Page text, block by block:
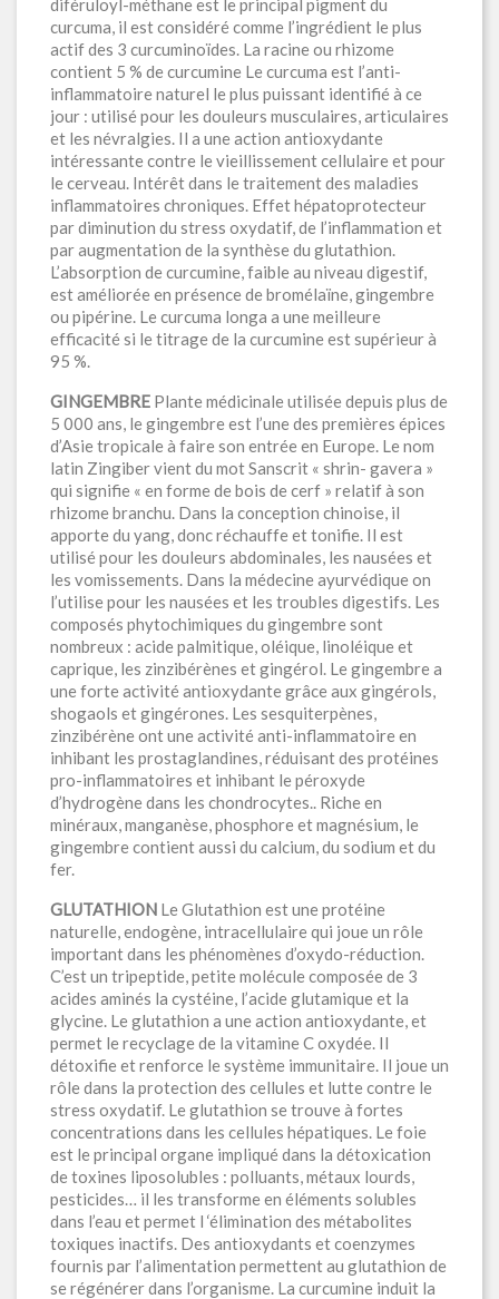
diféruloyl-méthane est le principal pigment du
curcuma, il est considéré comme l’ingrédient le plus
actif des 3 curcuminoïdes. La racine ou rhizome
contient 5 % de curcumine Le curcuma est l’anti-
inflammatoire naturel le plus puissant identifié à ce
jour : utilisé pour les douleurs musculaires, articulaires
et les névralgies. Il a une action antioxydante
intéressante contre le vieillissement cellulaire et pour
le cerveau. Intérêt dans le traitement des maladies
inflammatoires chroniques. Effet hépatoprotecteur
par diminution du stress oxydatif, de l’inflammation et
par augmentation de la synthèse du glutathion.
L’absorption de curcumine, faible au niveau digestif,
est améliorée en présence de bromélaïne, gingembre
ou pipérine. Le curcuma longa a une meilleure
efficacité si le titrage de la curcumine est supérieur à
95 %.
GINGEMBRE Plante médicinale utilisée depuis plus de
5 000 ans, le gingembre est l’une des premières épices
d’Asie tropicale à faire son entrée en Europe. Le nom
latin Zingiber vient du mot Sanscrit « shrin- gavera »
qui signifie « en forme de bois de cerf » relatif à son
rhizome branchu. Dans la conception chinoise, il
apporte du yang, donc réchauffe et tonifie. Il est
utilisé pour les douleurs abdominales, les nausées et
les vomissements. Dans la médecine ayurvédique on
l’utilise pour les nausées et les troubles digestifs. Les
composés phytochimiques du gingembre sont
nombreux : acide palmitique, oléique, linoléique et
caprique, les zinzibérènes et gingérol. Le gingembre a
une forte activité antioxydante grâce aux gingérols,
shogaols et gingérones. Les sesquiterpènes,
zinzibérène ont une activité anti-inflammatoire en
inhibant les prostaglandines, réduisant des protéines
pro-inflammatoires et inhibant le péroxyde
d’hydrogène dans les chondrocytes.. Riche en
minéraux, manganèse, phosphore et magnésium, le
gingembre contient aussi du calcium, du sodium et du
fer.
GLUTATHION Le Glutathion est une protéine
naturelle, endogène, intracellulaire qui joue un rôle
important dans les phénomènes d’oxydo-réduction.
C’est un tripeptide, petite molécule composée de 3
acides aminés la cystéine, l’acide glutamique et la
glycine. Le glutathion a une action antioxydante, et
permet le recyclage de la vitamine C oxydée. Il
détoxifie et renforce le système immunitaire. Il joue un
rôle dans la protection des cellules et lutte contre le
stress oxydatif. Le glutathion se trouve à fortes
concentrations dans les cellules hépatiques. Le foie
est le principal organe impliqué dans la détoxication
de toxines liposolubles : polluants, métaux lourds,
pesticides… il les transforme en éléments solubles
dans l’eau et permet l ‘élimination des métabolites
toxiques inactifs. Des antioxydants et coenzymes
fournis par l’alimentation permettent au glutathion de
se régénérer dans l’organisme. La curcumine induit la